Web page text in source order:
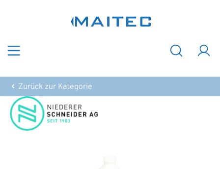
Zurück zur Kategorie